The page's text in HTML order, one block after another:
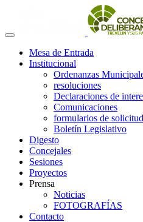
Mesa de Entrada
Institucional
Ordenanzas
resoluciones
Declaraciones de
Comunicaciones
formularios de solicitud
Boletín Legislativo
Digesto
Concejales
Sesiones
Proyectos
Prensa
Noticias
FOTOGRAFÍAS
Contacto